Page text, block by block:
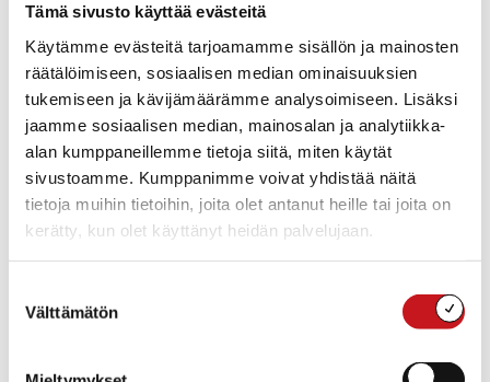
Tämä sivusto käyttää evästeitä
Käytämme evästeitä tarjoamamme sisällön ja mainosten
räätälöimiseen, sosiaalisen median ominaisuuksien
tukemiseen ja kävijämäärämme analysoimiseen. Lisäksi
jaamme sosiaalisen median, mainosalan ja analytiikka-
alan kumppaneillemme tietoja siitä, miten käytät
sivustoamme. Kumppanimme voivat yhdistää näitä
tietoja muihin tietoihin, joita olet antanut heille tai joita on
kerätty, kun olet käyttänyt heidän palvelujaan.
valinta
Välttämätön
Toiminnan kuvaus:
Rautalammin museon ystävät ry:n tarkoituksena on
tukea Rautalammin museon toimintaa laaja-alaisesti,
lisätä seudun asukkaiden kiinnostusta museon
toimintaan ja kotiseututyöhön.
Tarkoituksensa toteuttamiseksi yhdistys:
Järjestää kotiseutuun ja perinteisiin liittyviä luentoja ja
retkiä muihin museoihin, näyttelyihin,
kulttuuritapahtumiin ja nähtävyyksiin.
Ylläpitää yhteyksiä muiden museoiden yhteydessä
Ottaa toimintansa tukemiseksi vastaan lahjoituksia ja
testamentteja, sekä